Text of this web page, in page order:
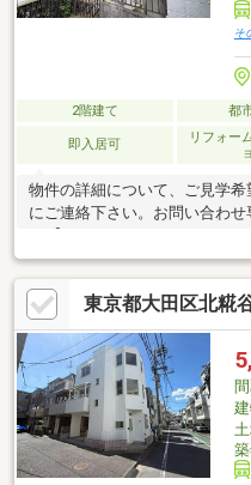
そ
2階建て 都
即入居可
リフォー
物件の詳細について、ご見学
にご連絡下さい。お問い合わ
東京都大田区北糀